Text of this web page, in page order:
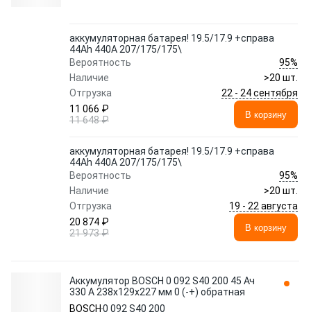
аккумуляторная батарея! 19.5/17.9 +справа
44Ah 440A 207/175/175\
Вероятность
95%
Наличие
>20 шт.
Отгрузка
22 - 24 сентября
11 066 ₽
11 648 ₽
В корзину
аккумуляторная батарея! 19.5/17.9 +справа
44Ah 440A 207/175/175\
Вероятность
95%
Наличие
>20 шт.
Отгрузка
19 - 22 августа
20 874 ₽
21 973 ₽
В корзину
Аккумулятор BOSCH 0 092 S40 200 45 Ач
330 А 238x129x227 мм 0 (-+) обратная
BOSCH 0 092 S40 200